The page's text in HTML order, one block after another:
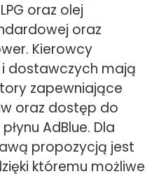
oraz olej
oraz
Kierowcy
dostawczych mają
zapewniające
oraz dostęp do
AdBlue. Dla
propozycją jest
któremu możliwe